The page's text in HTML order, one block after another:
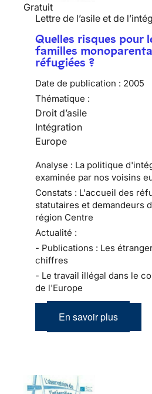
Gratuit
Lettre de l’asile et de
Quelles risques pour
familles
réfugiées ?
Date de publication : 2005
Thématique :
Droit d’asile
Intégration
Europe
Analyse : La politique
examinée par nos voisins
Constats : L'accueil des
statutaires et demandeurs
région Centre
Actualité :
- Publications : Les
chiffres
- Le travail illégal dans le
de l'Europe
En savoir plus